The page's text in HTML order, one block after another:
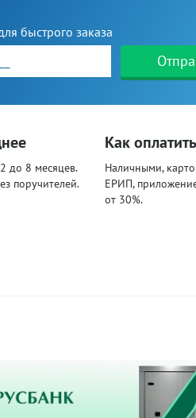
быстрого заказа
до 8 месяцев.
поручителей.
Как
Наличными,
ЕРИП,
от 30%.